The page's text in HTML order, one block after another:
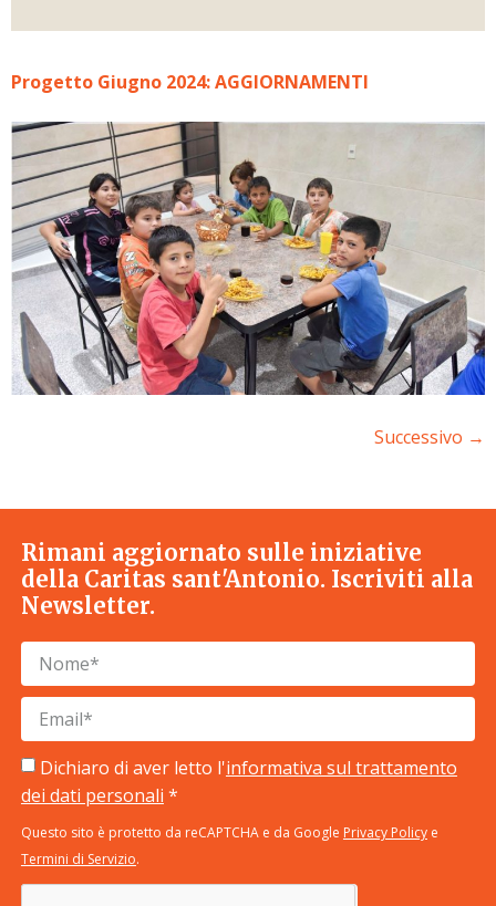
Progetto Giugno 2024: AGGIORNAMENTI
Successivo →
Rimani aggiornato sulle iniziative
della Caritas sant'Antonio. Iscriviti alla
Newsletter.
Dichiaro di aver letto l'informativa sul trattamento
dei dati personali *
Questo sito è protetto da reCAPTCHA e da Google Privacy Policye
Termini di Servizio.